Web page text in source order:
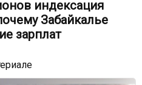
индексация
Забайкалье
зарплат